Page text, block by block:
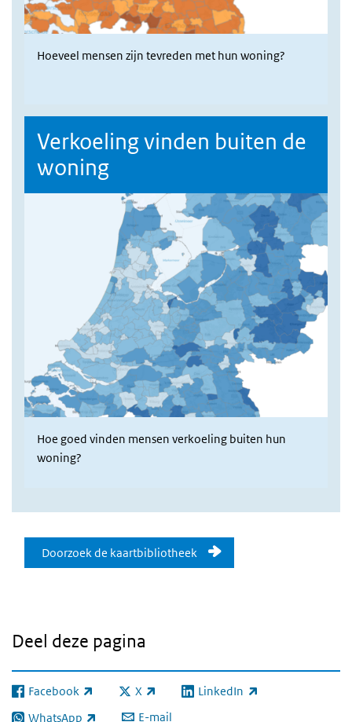
Hoeveel mensen zijn tevreden met hun woning?
Verkoeling vinden buiten de
woning
Hoe goed vinden mensen verkoeling buiten hun
woning?
Doorzoek onze
Doorzoek de kaartbibliotheek
Deel deze pagina
Facebook
(externe link) X
(externe link) LinkedIn
(externe link)
WhatsApp
E-mail